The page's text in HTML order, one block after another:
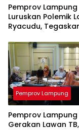
Pemprov Lampung
Luruskan Polemik
Ryacudu,
Aset Provinsi
Pemprov Lampung
Pemprov
Gerakan Lawan